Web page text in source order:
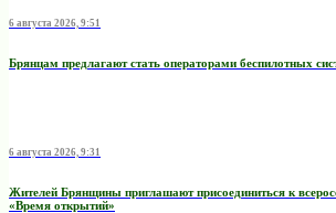
6 августа 2026, 9:51
Брянцам предлагают стать оперaторами бeспилотных
6 августа 2026, 9:31
Жителей Брянщины приглашают присоединиться к
«Время открытий»